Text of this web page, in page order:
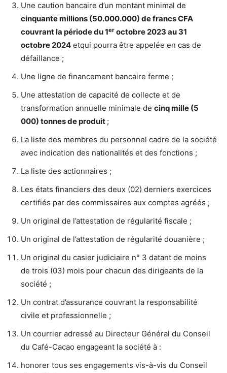
Une caution bancaire d’un montant minimal de
cinquante millions (50.000.000) de francs CFA
couvrant la période du 1er octobre 2023 au 31
octobre 2024 etqui pourra être appelée en cas de
défaillance ;
Une ligne de financement bancaire ferme ;
Une attestation de capacité de collecte et de
transformation annuelle minimale de cinq mille (5
000) tonnes de produit ;
La liste des membres du personnel cadre de la société
avec indication des nationalités et des fonctions ;
La liste des actionnaires ;
Les états financiers des deux (02) derniers exercices
certifiés par des commissaires aux comptes agréés ;
Un original de l’attestation de régularité fiscale ;
Un original de l’attestation de régularité douanière ;
Un original du casier judiciaire n° 3 datant de moins
de trois (03) mois pour chacun des dirigeants de la
société ;
Un contrat d’assurance couvrant la responsabilité
civile et professionnelle ;
Un courrier adressé au Directeur Général du Conseil
du Café-Cacao engageant la société à :
honorer tous ses engagements vis-à-vis du Conseil